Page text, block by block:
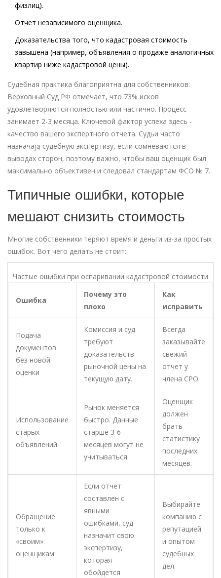
физлиц).
Отчет независимого оценщика.
Доказательства того, что кадастровая стоимость
завышена (например, объявления о продаже аналогичных
квартир ниже кадастровой цены).
Судебная практика благоприятна для собственников:
Верховный Суд РФ отмечает, что 73% исков
удовлетворяются полностью или частично. Процесс
занимает 2-3 месяца. Ключевой фактор успеха здесь -
качество вашего экспертного отчета. Судьи часто
назначają судебную экспертизу, если сомневаются в
выводах сторон, поэтому важно, чтобы ваш оценщик был
максимально объективен и следовал стандартам ФСО № 7.
Типичные ошибки, которые
мешают снизить стоимость
Многие собственники теряют время и деньги из-за простых
ошибок. Вот чего делать не стоит:
Частые ошибки при оспаривании кадастровой стоимости
Ошибка
Почему это
плохо
Как
исправить
Подача
документов
без новой
оценки
Комиссия и суд
требуют
доказательств
рыночной цены на
текущую дату.
Всегда
заказывайте
свежий
отчет у
члена СРО.
Использование
старых
объявлений
Рынок меняется
быстро. Данные
старше 3-6
месяцев могут не
учитываться.
Оценщик
должен
брать
статистику
последних
месяцев.
Обращение
только к
«своим»
оценщикам
Если отчет
составлен с
явными
ошибками, суд
назначит свою
экспертизу,
которая
обойдется
Выбирайте
компанию с
репутацией
и опытом
судебных
дел.